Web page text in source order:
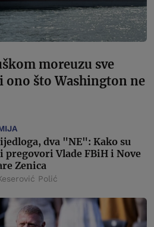
moreuzu sve
što Washington ne
dva "NE": Kako su
pregovori Vlade FBiH i Nove
Zenica
Polić